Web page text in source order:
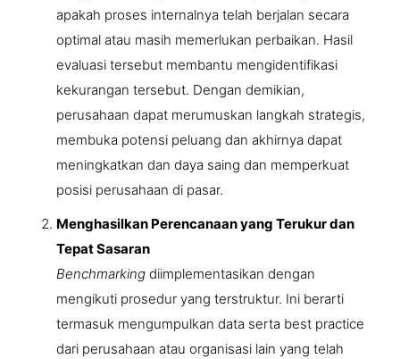
apakah proses internalnya telah berjalan secara
optimal atau masih memerlukan perbaikan. Hasil
evaluasi tersebut membantu mengidentifikasi
kekurangan tersebut. Dengan demikian,
perusahaan dapat merumuskan langkah strategis,
membuka potensi peluang dan akhirnya dapat
meningkatkan dan daya saing dan memperkuat
posisi perusahaan di pasar.
Menghasilkan Perencanaan yang Terukur dan
Tepat Sasaran
Benchmarking diimplementasikan dengan
mengikuti prosedur yang terstruktur. Ini berarti
termasuk mengumpulkan data serta best practice
dari perusahaan atau organisasi lain yang telah